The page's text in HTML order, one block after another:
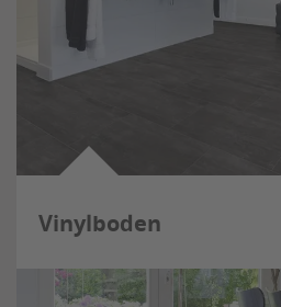
Vinylboden